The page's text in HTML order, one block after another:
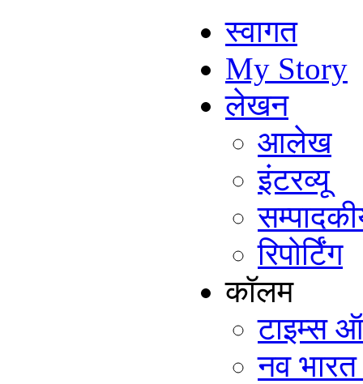
स्वागत
My Story
लेखन
आलेख
इंटरव्यू
रिपोर्टिंग
कॉलम
टाइम्स
नव भारत